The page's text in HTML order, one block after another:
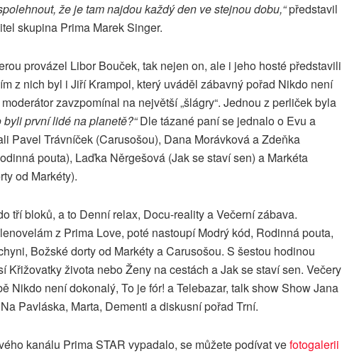
že je tam najdou každý den ve stejnou dobu,“představil
skupina Prima Marek Singer.
provázel Libor Bouček, tak nejen on, ale i jeho hosté představili
z nich byl i Jiří Krampol, který uváděl zábavný pořad Nikdo není
zavzpomínal na největší „šlágry“. Jednou z perliček byla
byli první lidé na planetě?“Dle tázané paní se jednalo o Evu a
Pavel Trávníček (Carusošou), Dana Morávková a Zdeňka
pouta), Laďka Něrgešová (Jak se staví sen) a Markéta
od Markéty).
tří bloků, a to Denní relax, Docu-reality a Večerní zábava.
z Prima Love, poté nastoupí Modrý kód, Rodinná pouta,
Božské dorty od Markéty a Carusošou. S šestou hodinou
Křižovatky života nebo Ženy na cestách a Jak se staví sen. Večery
Nikdo není dokonalý, To je fór! a Telebazar, talk show Show Jana
Pavláska, Marta, Dementi a diskusní pořad Trní.
kanálu Prima STAR vypadalo, se můžete podívat vefotogalerii